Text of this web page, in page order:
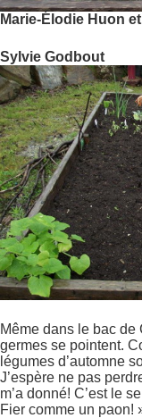
Marie-Élodie Huon
Sylvie Godbout
Même dans le bac de
germes se pointent.
légumes d’automne
J’espère ne pas
m’a donné! C’est le
Fier comme un paon!